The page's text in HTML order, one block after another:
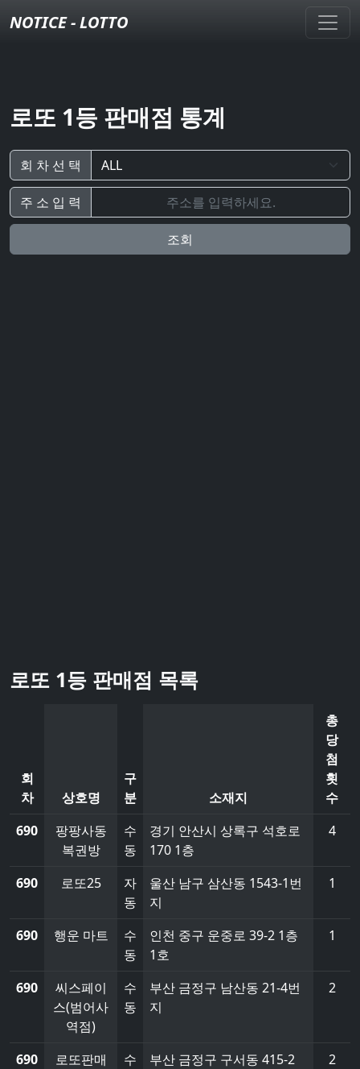
NOTICE - LOTTO
로또 1등 판매점 통계
회 차 선 택
주 소 입 력
조회
로또 1등 판매점 목록
회
차
상호명
구
분
소재지
총
당
첨
횟
수
690
팡팡사동
복권방
수
동
경기 안산시 상록구 석호로
170 1층
4
690 로또25
자
동
울산 남구 삼산동 1543-1번
지
1
690 행운 마트
수
동
인천 중구 운중로 39-2 1층
1호
1
690
씨스페이
스(범어사
역점)
수
동
부산 금정구 남산동 21-4번
지
2
690
로또판매
수
부산 금정구 구서동 415-2
2